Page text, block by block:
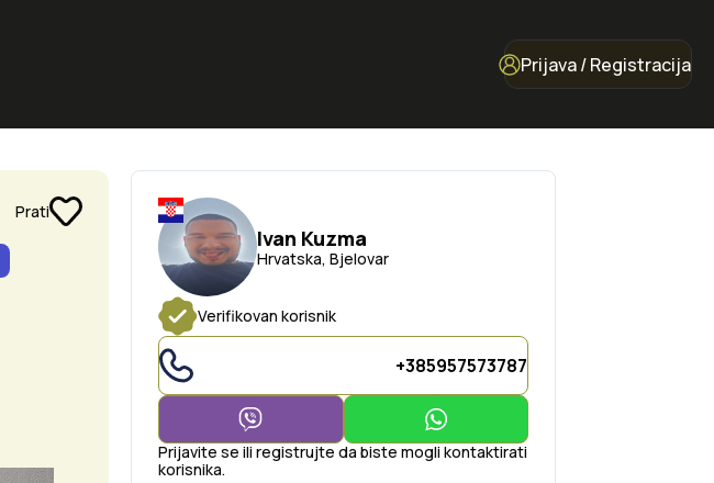
Prijava / Registracija
Prati
Ivan Kuzma
Hrvatska, Bjelovar
Verifikovan korisnik
+385957573787
Prijavite se ili registrujte da biste mogli kontaktirati
korisnika.